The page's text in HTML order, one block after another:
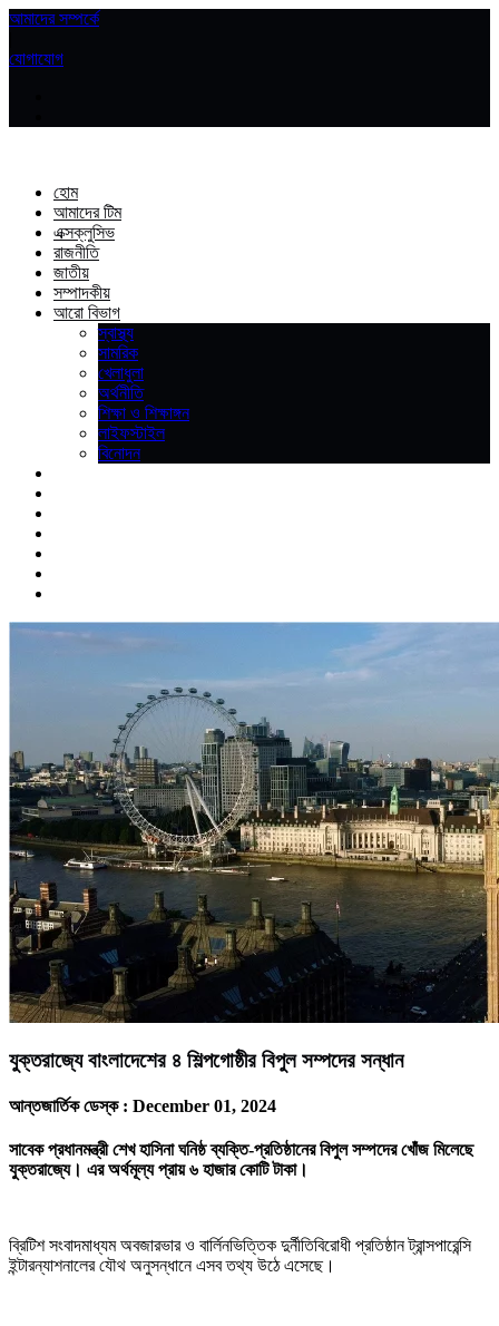
আমাদের সম্পর্কে
যোগাযোগ
হোম
আমাদের টিম
এক্সক্লুসিভ
রাজনীতি
জাতীয়
সম্পাদকীয়
আরো বিভাগ
স্বাস্থ্য
সামরিক
খেলাধুলা
অর্থনীতি
শিক্ষা ও শিক্ষাঙ্গন
লাইফস্টাইল
বিনোদন
যুক্তরাজ্যে বাংলাদেশের ৪ শিল্পগোষ্ঠীর বিপুল সম্পদের সন্ধান
আন্তজার্তিক ডেস্ক : December 01, 2024
সাবেক প্রধানমন্ত্রী শেখ হাসিনা ঘনিষ্ঠ ব্যক্তি-প্রতিষ্ঠানের বিপুল সম্পদের খোঁজ মিলেছে
যুক্তরাজ্যে। এর অর্থমূল্য প্রায় ৬ হাজার কোটি টাকা।
ব্রিটিশ সংবাদমাধ্যম অবজারভার ও বার্লিনভিত্তিক দুর্নীতিবিরোধী প্রতিষ্ঠান ট্রান্সপারেন্সি
ইন্টারন্যাশনালের যৌথ অনুসন্ধানে এসব তথ্য উঠে এসেছে।